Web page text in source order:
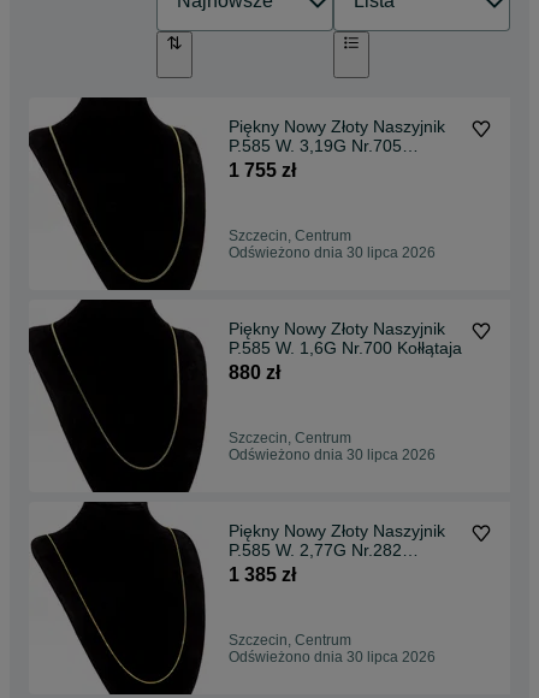
Piękny Nowy Złoty Naszyjnik
P.585 W. 3,19G Nr.705
Kołłątaja
1 755 zł
Szczecin, Centrum
Odświeżono dnia 30 lipca 2026
Piękny Nowy Złoty Naszyjnik
P.585 W. 1,6G Nr.700 Kołłątaja
880 zł
Szczecin, Centrum
Odświeżono dnia 30 lipca 2026
Piękny Nowy Złoty Naszyjnik
P.585 W. 2,77G Nr.282
Kołłątaja
1 385 zł
Szczecin, Centrum
Odświeżono dnia 30 lipca 2026